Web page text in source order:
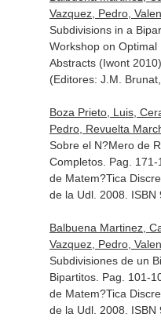
Vazquez, Pedro,
Subdivisions in a
Workshop on Optimal
Abstracts (Iwont 2010)
(Editores: J.M.
Boza Prieto, Luis,
Pedro, Revuelta
Sobre el N?Mero de
Completos. Pag. 171-
de Matem?Tica
de la Udl. 2008.
Balbuena Martinez,
Vazquez, Pedro,
Subdivisiones de un
Bipartitos. Pag. 101-
de Matem?Tica
de la Udl. 2008.